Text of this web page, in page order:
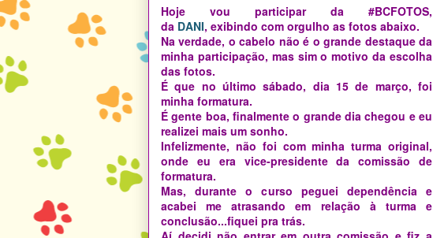
Hoje vou participar da #BCFOTOS,
da DANI, exibindo com orgulho as fotos abaixo.
Na verdade, o cabelo não é o grande destaque da
minha participação, mas sim o motivo da escolha
das fotos.
É que no último sábado, dia 15 de março, foi
minha formatura.
É gente boa, finalmente o grande dia chegou e eu
realizei mais um sonho.
Infelizmente, não foi com minha turma original,
onde eu era vice-presidente da comissão de
formatura.
Mas, durante o curso peguei dependência e
acabei me atrasando em relação à turma e
conclusão...fiquei pra trás.